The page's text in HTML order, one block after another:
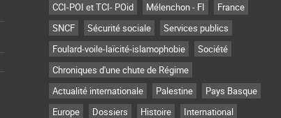
CCI-POI et TCI- POid
Mélenchon - FI
France
SNCF
Sécurité sociale
Services publics
Foulard-voile-laïcité-islamophobie
Société
Chroniques d'une chute de Régime
Actualité internationale
Palestine
Pays Basque
Europe
Dossiers Histoire International